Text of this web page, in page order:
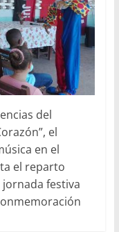
del
el
en el
el reparto
jornada festiva